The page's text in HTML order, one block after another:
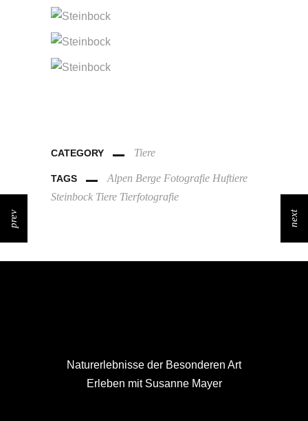
CATEGORY Tiere
TAGS Alpen Berge Fotografie Huftiere
Steinbock Tiere Tierfotografie
prev next
Naturerlebnisse der Besonderen Art
Erleben mit Susanne Mayer